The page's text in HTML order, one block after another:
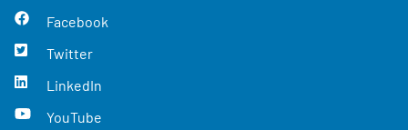
Facebook
Twitter
LinkedIn
YouTube